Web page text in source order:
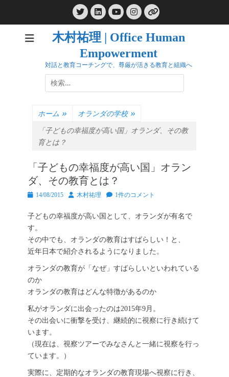
TwitterLinkedIn
YouTube
Instagram
リ
ン
ク
木村祐理 | Office Human
Empowerment
対話と教育コーチングで、尊厳が活きる教育と組織へ
検
索:
ホーム » オランダの学校 »
「子どもの幸福度が高い国」オランダ、その教
育とは？
「子どもの幸福度が高い国」オラン
ダ、その教育とは？
投
日
14/08/2015
投
者
木村祐理 1件のコメント
子どもの幸福度が高い国として、オランダが有名で
す。
その中でも、オランダの教育はすばらしい！と、
近年日本で紹介されるようになりました。
オランダの教育が「なぜ」すばらしいといわれている
のか
オランダの教育はどんな特徴があるのか
私がオランダに出会ったのは2015年9月。
その出会いに衝撃を受け、継続的に視察に行き続けて
います。
（現在は、視察ツアーでみなさんと一緒に視察を行っ
ています。）
実際に、定期的なオランダの教育現場へ視察に行き、